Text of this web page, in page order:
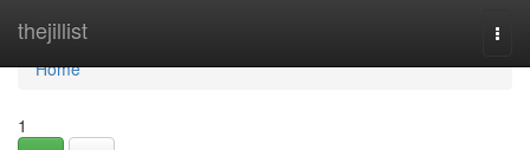
thejillist
Home
Home
1